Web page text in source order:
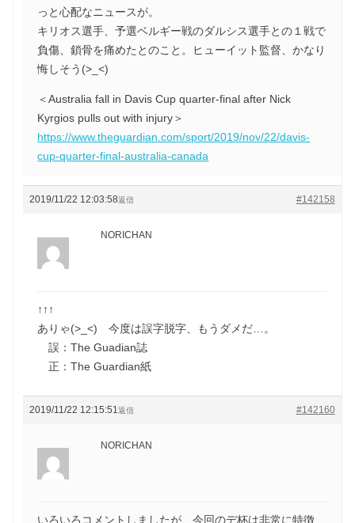
っと心配なニュースが。
キリオス選手、予選ベルギー戦のダルシス選手との１戦で
負傷、鎖骨を痛めたとのこと。ヒューイット監督、かなり
悔しそう(>_<)
＜Australia fall in Davis Cup quarter-final after Nick
Kyrgios pulls out with injury＞
https://www.theguardian.com/sport/2019/nov/22/davis-
cup-quarter-final-australia-canada
2019/11/22 12:03:58 #142158
返信
NORICHAN
↑↑↑
ありゃ(>_<) 今度は誤字脱字、もうダメだ…。
誤：The Guadian誌
正：The Guardian紙
2019/11/22 12:15:51 #142160
返信
NORICHAN
いろいろコメントしましたが、今回のデ杯は非常に特徴